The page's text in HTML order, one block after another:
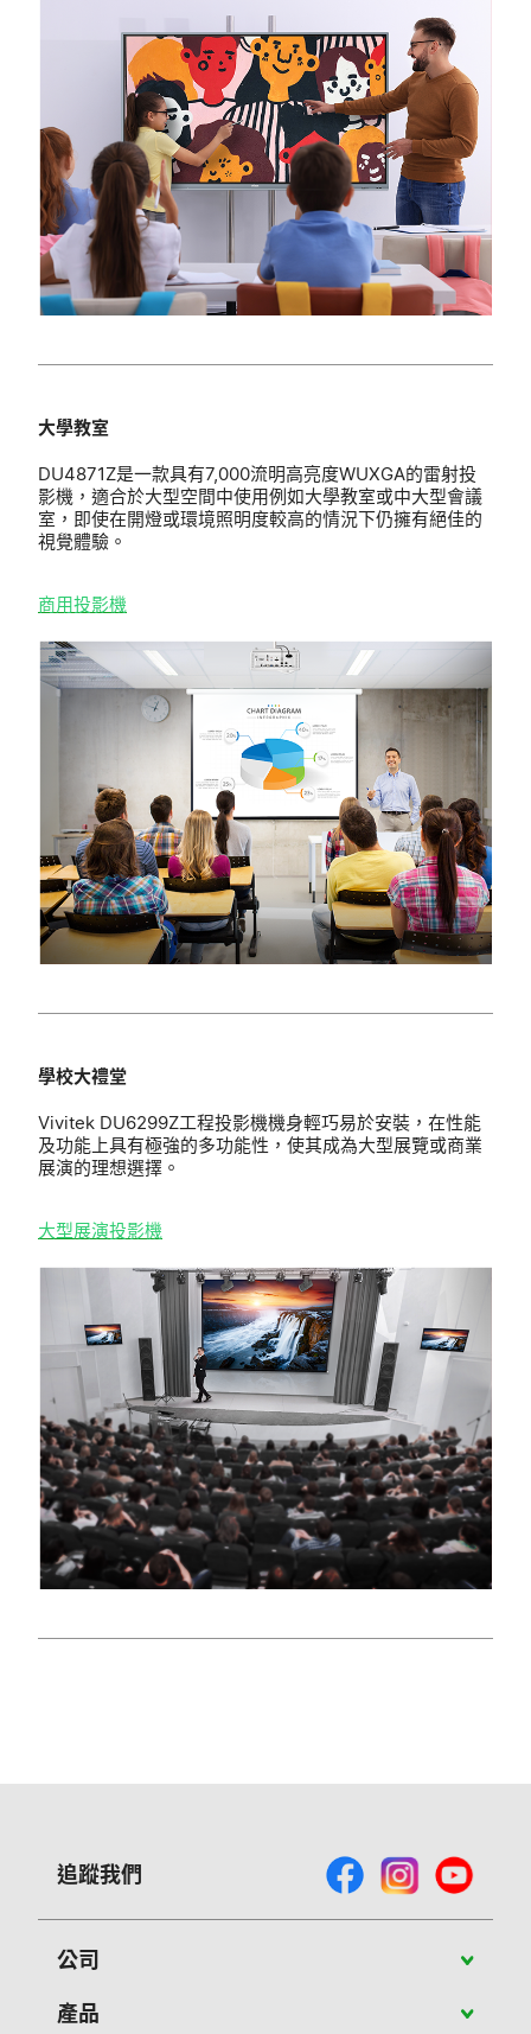
大學教室
DU4871Z是一款具有7,000流明高亮度WUXGA的雷射投
影機，適合於大型空間中使用例如大學教室或中大型會議
室，即使在開燈或環境照明度較高的情況下仍擁有絕佳的
視覺體驗。
商用投影機
學校大禮堂
Vivitek DU6299Z工程投影機機身輕巧易於安裝，在性能
及功能上具有極強的多功能性，使其成為大型展覽或商業
展演的理想選擇。
大型展演投影機
追蹤我們
公司
關於Vivitek
產品